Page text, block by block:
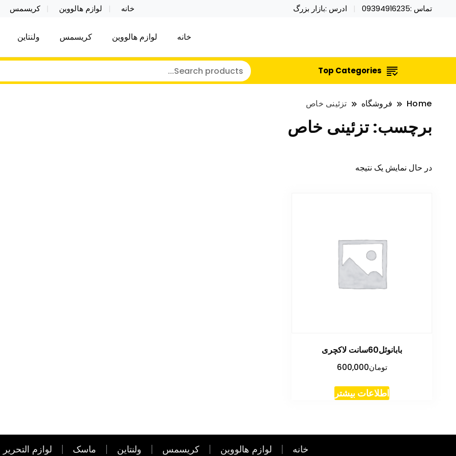
تماس :09394916235 ادرس :بازار بزرگ خانه لوازم هالووین کریسمس
نایکر توی فروش عمده لوازم هالووین ولن تاین کادویی کریسمس اکسسوری
خرید محصولات خاص فیجت اسباب بازی تراول ماگ نایکر توی فروش عمده لوازم هالووین ولن تاین کادویی
خانه لوازم هالووین کریسمس ولنتاین
Top Categories
Home فروشگاه تزئینی خاص
برچسب:تزئینی خاص
در حال نمایش یک نتیجه
بابانوئل60سانت لاکچری
تومان600,000
اطلاعات بیشتر
خانه لوازم هالووین کریسمس ولنتاین ماسک لوازم التحریر